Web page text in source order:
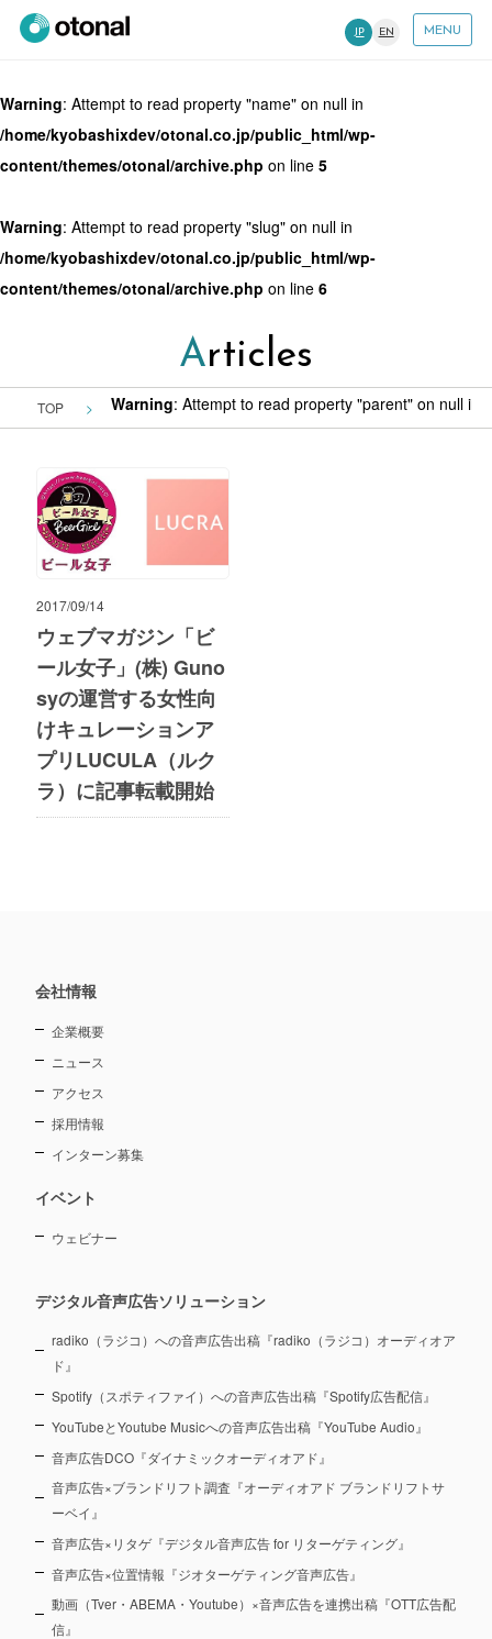
JP EN MENU
Warning: Attempt to read property "name" on null in
/home/kyobashixdev/otonal.co.jp/public_html/wp-
content/themes/otonal/archive.php on line 5
Warning: Attempt to read property "slug" on null in
/home/kyobashixdev/otonal.co.jp/public_html/wp-
content/themes/otonal/archive.php on line 6
Articles
TOP Warning: Attempt to read property "parent" on null in
2017/09/14
ウェブマガジン「ビ
ール女子」(株) Guno
syの運営する女性向
けキュレーションア
プリLUCULA（ルク
ラ）に記事転載開始
会社情報
企業概要
ニュース
アクセス
採用情報
インターン募集
イベント
ウェビナー
デジタル音声広告ソリューション
radiko（ラジコ）への音声広告出稿『radiko（ラジコ）オーディオア
ド』
Spotify（スポティファイ）への音声広告出稿『Spotify広告配信』
YouTubeとYoutube Musicへの音声広告出稿『YouTube Audio』
音声広告DCO『ダイナミックオーディオアド』
音声広告×ブランドリフト調査『オーディオアド ブランドリフトサ
ーベイ』
音声広告×リタゲ『デジタル音声広告 for リターゲティング』
音声広告×位置情報『ジオターゲティング音声広告』
動画（Tver・ABEMA・Youtube）×音声広告を連携出稿『OTT広告配
信』